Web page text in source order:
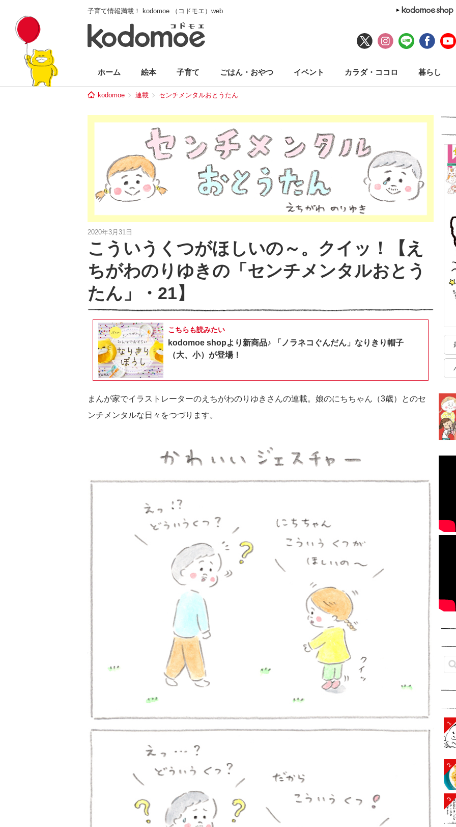
子育て情報満載！ kodomoe （コドモエ）web
ホーム 絵本 子育て ごはん・おやつ イベント カラダ・ココロ 暮らし
kodomoe 連載 センチメンタルおとうたん
2020年3月31日
こういうくつがほしいの～。クイッ！【え
ちがわのりゆきの「センチメンタルおとう
たん」・21】
こちらも読みたい
kodomoe shopより新商品♪ 「ノラネコぐんだん」なりきり帽子
（大、小）が登場！
まんが家でイラストレーターのえちがわのりゆきさんの連載。娘のにちちゃん（3歳）とのセ
ンチメンタルな日々をつづります。
1
2
3